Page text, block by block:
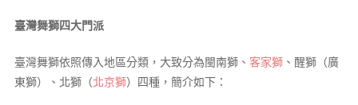
臺灣舞獅四大門派
臺灣舞獅依照傳入地區分類，大致分為閩南獅、 客家獅、醒獅（廣
東獅）、北獅（北京獅）四種，簡介如下：